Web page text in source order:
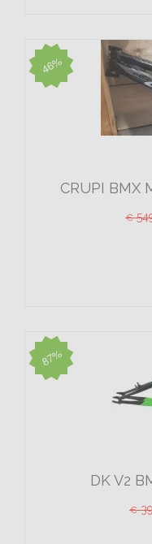
46%
CRUPI BMX
€
87%
DK V2
€